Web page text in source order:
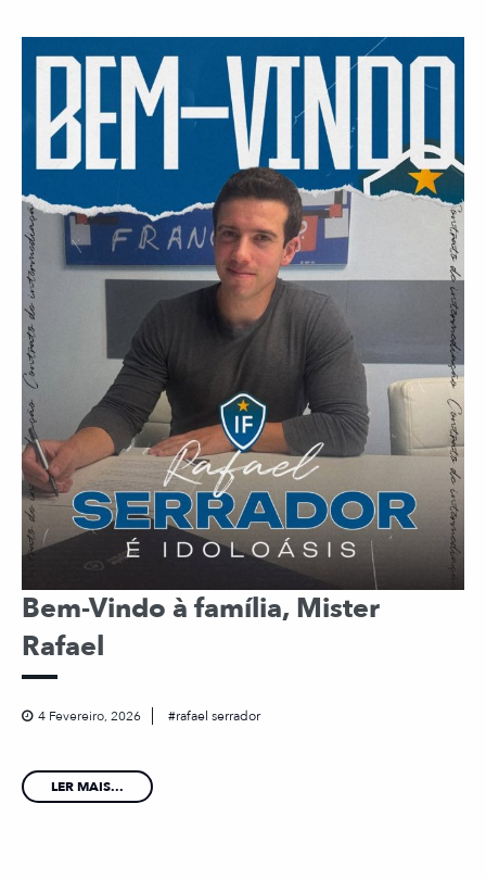
Bem-Vindo à família, Mister
Rafael
4 Fevereiro, 2026 rafael serrador
LER MAIS...